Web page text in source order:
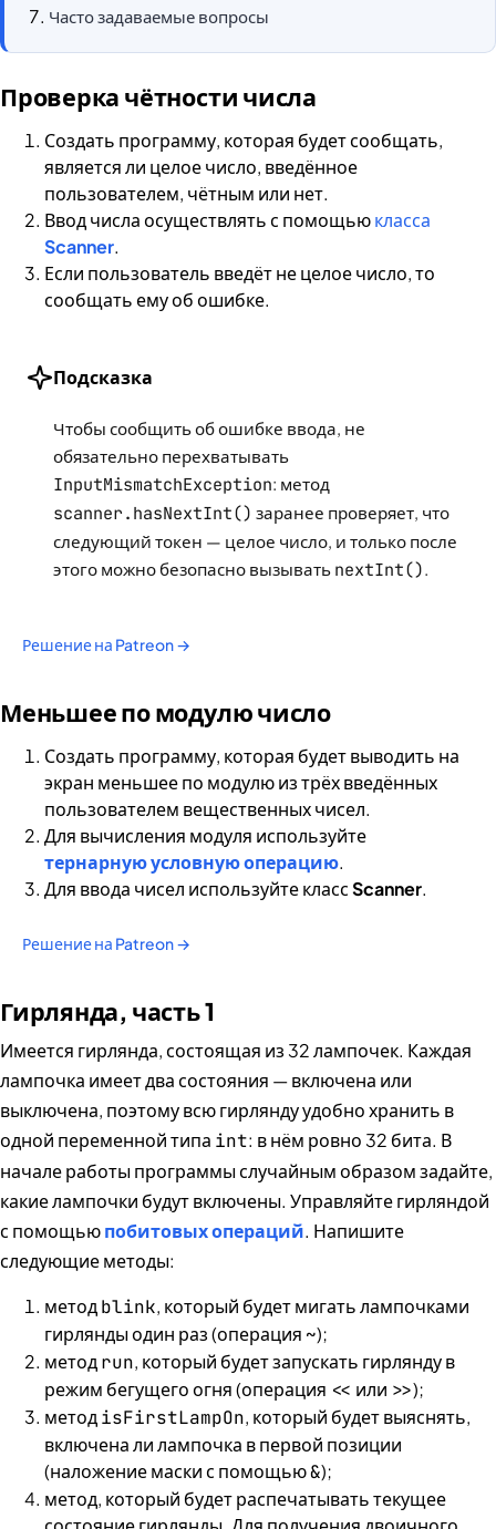
Часто задаваемые вопросы
Проверка чётности числа
Создать программу, которая будет сообщать,
является ли целое число, введённое
пользователем, чётным или нет.
Ввод числа осуществлять с помощьюкласса
Scanner.
Если пользователь введёт не целое число, то
сообщать ему об ошибке.
Подсказка
Чтобы сообщить об ошибке ввода, не
обязательно перехватывать
InputMismatchException: метод
scanner.hasNextInt() заранее проверяет, что
следующий токен — целое число, и только после
этого можно безопасно вызывать nextInt()
Решение на Patreon →
Меньшее по модулю число
Создать программу, которая будет выводить на
экран меньшее по модулю из трёх введённых
пользователем вещественных чисел.
Для вычисления модуля используйте
тернарную условную операцию.
Для ввода чисел используйте классScanner.
Решение на Patreon →
Гирлянда, часть 1
Имеется гирлянда, состоящая из 32 лампочек. Каждая
лампочка имеет два состояния — включена или
выключена, поэтому всю гирлянду удобно хранить в
одной переменной типа int: в нём ровно 32 бита. В
начале работы программы случайным образом задайте,
какие лампочки будут включены. Управляйте гирляндой
с помощьюпобитовых операций. Напишите
следующие методы:
методblink, который будет мигать лампочками
гирлянды один раз (операция ~);
методrun, который будет запускать гирлянду в
режим бегущего огня (операция << или >>);
методisFirstLampOn, который будет выяснять,
включена ли лампочка в первой позиции
(наложение маски с помощью&);
метод, который будет распечатывать текущее